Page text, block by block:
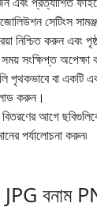
সেটিংস
নিশ্চিত করুন এবং
সংক্ষিপ্ত
পৃথকভাবে বা একটি
করুন।
আগে
পর্যালোচনা করুন৷
JPG বনাম